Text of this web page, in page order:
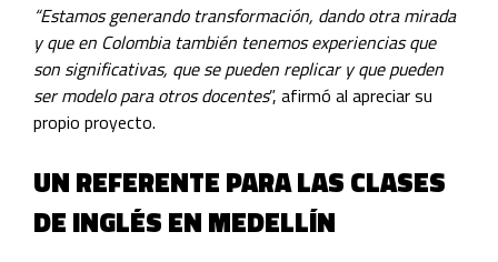
“Estamos generando transformación, dando otra mirada
y que en Colombia también tenemos experiencias que
son significativas, que se pueden replicar y que pueden
ser modelo para otros docentes”, afirmó al apreciar su
propio proyecto.
UN REFERENTE PARA LAS CLASES
DE INGLÉS EN MEDELLÍN